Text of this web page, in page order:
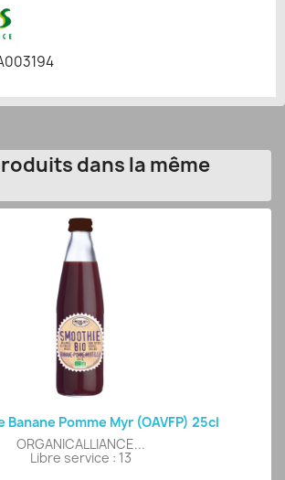
dans la même
Banane Pomme Myr (OAVFP) 25cl
ORGANICALLIANCE...
Libre service : 13